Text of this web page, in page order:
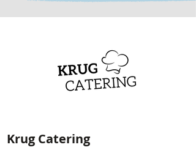
Krug Catering